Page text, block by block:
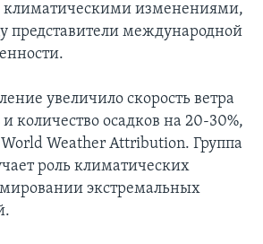
изменениями,
представители международной
увеличило скорость ветра
количество осадков на 20-30%,
World Weather Attribution. Группа
роль климатических
экстремальных